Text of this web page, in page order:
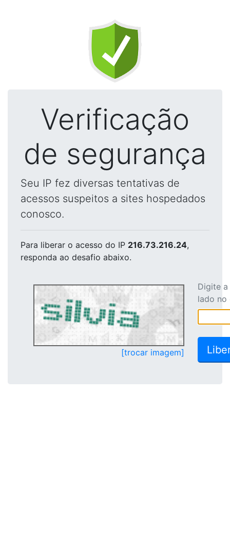
Verificação
de segurança
Seu IP fez diversas tentativas de
acessos suspeitos a sites hospedados
conosco.
Para liberar o acesso do IP 216.73.216.24,
responda ao desafio abaixo.
[trocar imagem]
Digite
lado no